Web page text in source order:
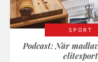
SPORT
Podcast: Når
elitesport